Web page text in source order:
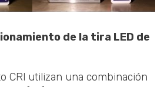
de la tira LED de
CRl utilizan una combinación